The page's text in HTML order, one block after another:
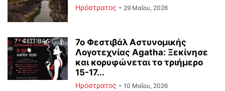
Ηρόστρατος - 29 Μαΐου, 2026
7ο Φεστιβάλ Αστυνομικής
Λογοτεχνίας Agatha: Ξεκίνησε
και κορυφώνεται το τριήμερο
15-17...
Ηρόστρατος - 10 Μαΐου, 2026